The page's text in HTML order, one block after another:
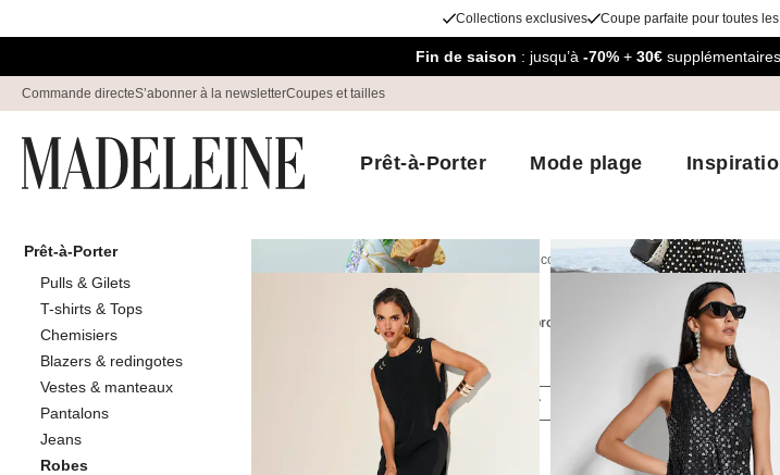
Collections exclusives Coupe parfaite pour toutes
Fin de saison : jusqu’à -70%+ 30€
Commande directeS’abonner à la newsletterCoupes et tailles
Prêt-à-Porter Mode plage
Prêt-à-Porter
Pulls & Gilets
T-shirts & Tops
Chemisiers
Blazers & redingotes
Vestes & manteaux
Pantalons
Jeans
Robes
Prêt-à-Porter Robes Robes courtes
Robes courtes produits
Promos